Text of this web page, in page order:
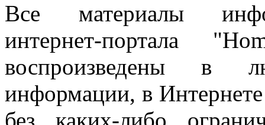
Все материалы
интернет-портала
воспроизведены в
информации, в